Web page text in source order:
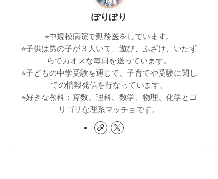
ぽりぽり
⭐︎中規模病院で勤務医をしています。
⭐︎子供は男の子が３人いて、遊び、ふざけ、いたず
らでカオスな毎日を送っています。
⭐︎子どもの中学受験を通じて、子育てや受験に関し
ての情報発信を行なっています。
⭐︎好きな教科：算数、理科、数学、物理、化学とゴ
リゴリな理系マッチョです。